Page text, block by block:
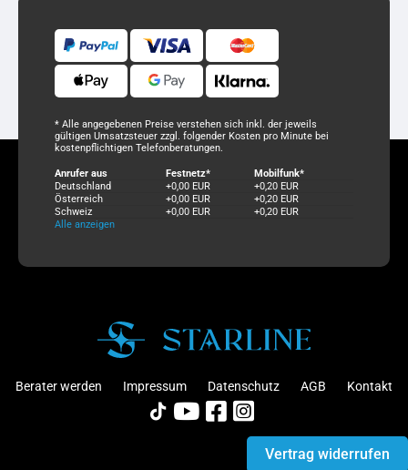
* Alle angegebenen Preise verstehen sich inkl. der jeweils
gültigen Umsatzsteuer zzgl. folgender Kosten pro Minute bei
kostenpflichtigen Telefonberatungen.
Anrufer aus Festnetz*
Mobilfunk*
Deutschland
+0,00 EUR
+0,20 EUR
Österreich
+0,00 EUR
+0,20 EUR
Schweiz
+0,00 EUR
+0,20 EUR
Alle anzeigen
Berater werden Impressum Datenschutz AGB Kontakt
Vertrag widerrufen